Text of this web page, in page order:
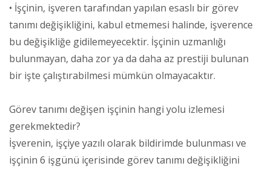
• İşçinin, işveren tarafından yapılan esaslı bir görev
tanımı değişikliğini, kabul etmemesi halinde, işverence
bu değişikliğe gidilemeyecektir. İşçinin uzmanlığı
bulunmayan, daha zor ya da daha az prestiji bulunan
bir işte çalıştırabilmesi mümkün olmayacaktır.
Görev tanımı değişen işçinin hangi yolu izlemesi
gerekmektedir?
İşverenin, işçiye yazılı olarak bildirimde bulunması ve
işçinin 6 işgünü içerisinde görev tanımı değişikliğini